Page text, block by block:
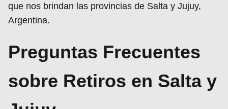
que nos brindan las provincias de Salta y Jujuy,
Argentina.
Preguntas Frecuentes
sobre Retiros en Salta y